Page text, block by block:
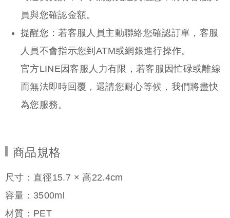
商品規格
尺寸：直徑15.7 × 高22.4cm
容量：3500ml
材質：PET